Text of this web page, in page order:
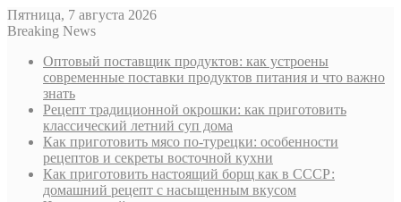
Пятница, 7 августа 2026
Breaking News
Оптовый поставщик продуктов: как устроены
современные поставки продуктов питания и что важно
знать
Рецепт традиционной окрошки: как приготовить
классический летний суп дома
Как приготовить мясо по-турецки: особенности
рецептов и секреты восточной кухни
Как приготовить настоящий борщ как в СССР:
домашний рецепт с насыщенным вкусом